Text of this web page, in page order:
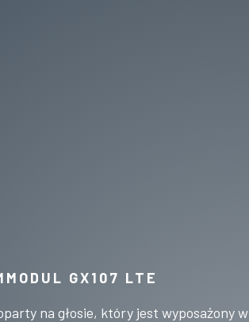
GX107 LTE
na głosie, który jest wyposażony w